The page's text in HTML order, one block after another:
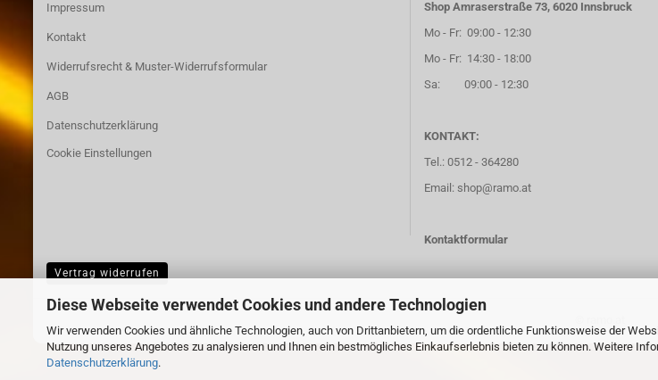
Diese Webseite verwendet Cookies und andere Technologien
Wir verwenden Cookies und ähnliche Technologien, auch von Drittanbietern, um die ordentliche Funktionsweise der
Nutzung unseres Angebotes zu analysieren und Ihnen ein bestmögliches Einkaufserlebnis bieten zu können. Weitere
Datenschutzerklärung.
Impressum
Kontakt
Widerrufsrecht & Muster-Widerrufsformular
AGB
Datenschutzerklärung
Cookie Einstellungen
Shop Amraserstraße 73, 6020 Innsbruck
Mo - Fr: 09:00 - 12:30
Mo - Fr: 14:30 - 18:00
Sa: 09:00 - 12:30
KONTAKT:
Tel.: 0512 - 364280
Email: shop@ramo.at
Kontaktformular
Vertrag widerrufen